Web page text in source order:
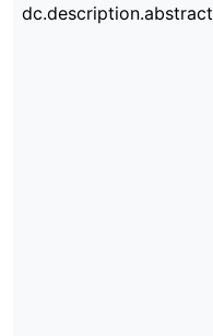
dc.description.abstract